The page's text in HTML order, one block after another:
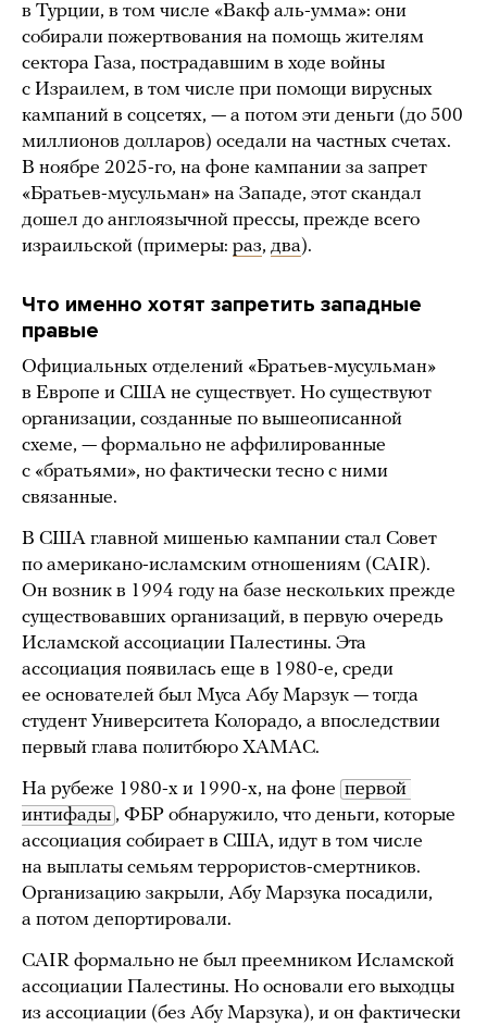
в Турции, в том числе «Вакф аль-умма»: они
собирали пожертвования на помощь жителям
сектора Газа, пострадавшим в ходе войны
с Израилем, в том числе при помощи вирусных
кампаний в соцсетях, — а потом эти деньги (до 500
миллионов долларов) оседали на частных счетах.
В ноябре 2025-го, на фоне кампании за запрет
«Братьев-мусульман» на Западе, этот скандал
дошел до англоязычной прессы, прежде всего
израильской (примеры: раз, два).
Что именно хотят запретить западные
правые
Официальных отделений «Братьев-мусульман»
в Европе и США не существует. Но существуют
организации, созданные по вышеописанной
схеме, — формально не аффилированные
с «братьями», но фактически тесно с ними
связанные.
В США главной мишенью кампании стал Совет
по американо-исламским отношениям (CAIR).
Он возник в 1994 году на базе нескольких прежде
существовавших организаций, в первую очередь
Исламской ассоциации Палестины. Эта
ассоциация появилась еще в 1980-е, среди
ее основателей был Муса Абу Марзук — тогда
студент Университета Колорадо, а впоследствии
первый глава политбюро ХАМАС.
На рубеже 1980-х и 1990-х, на фоне первой
интифады , ФБР обнаружило, что деньги, которые
ассоциация собирает в США, идут в том числе
на выплаты семьям террористов-смертников.
Организацию закрыли, Абу Марзука посадили,
а потом депортировали.
CAIR формально не был преемником Исламской
ассоциации Палестины. Но основали его выходцы
из ассоциации (без Абу Марзука), и он фактически